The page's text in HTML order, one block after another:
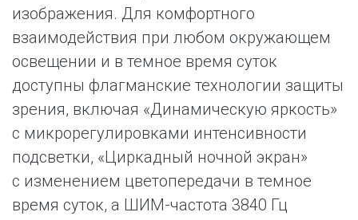
изображения. Для комфортного
взаимодействия при любом окружающем
освещении и в темное время суток
доступны флагманские технологии защиты
зрения, включая «Динамическую яркость»
с микрорегулировками интенсивности
подсветки, «Циркадный ночной экран»
с изменением цветопередачи в темное
время суток, а ШИМ-частота 3840 Гц